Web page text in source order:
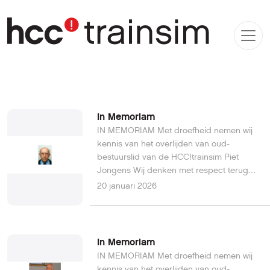
In Memoriam
IN MEMORIAM Met droefheid nemen wij
kennis van het overlijden van oud-
bestuurslid van de HCC!trainsim Piet
Jongens Wij denken met respect terug
aan zijn betrokkenheid en inzet voor onze
onze club: medewerker bij evenementen,
samensteller van onze nieuwsbrieven, en
20 januari 2026
In Memoriam
IN MEMORIAM Met droefheid nemen wij